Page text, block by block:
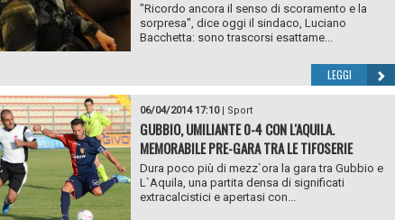
"Ricordo ancora il senso di scoramento e la
sorpresa", dice oggi il sindaco, Luciano
Bacchetta: sono trascorsi esattame...
LEGGI
06/04/2014 17:10| Sport
GUBBIO, UMILIANTE 0-4 CON L'AQUILA.
MEMORABILE PRE-GARA TRA LE TIFOSERIE
Dura poco più di mezz`ora la gara tra Gubbio e
L`Aquila, una partita densa di significati
extracalcistici e apertasi con...